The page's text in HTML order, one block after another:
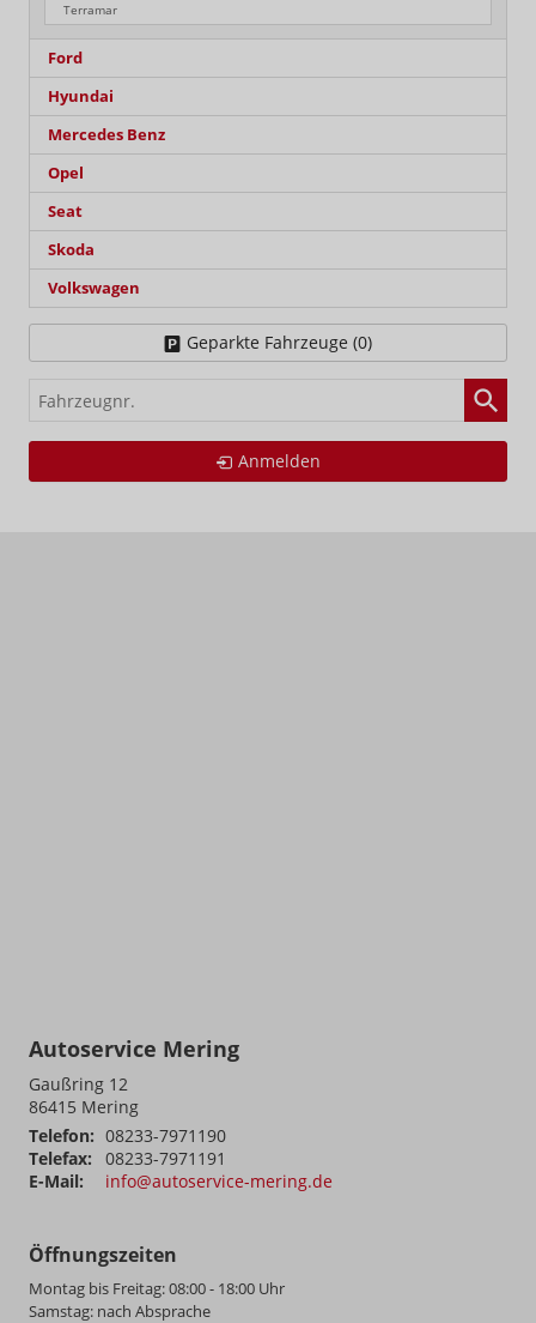
Terramar
Ford
Hyundai
Mercedes Benz
Opel
Seat
Skoda
Volkswagen
Geparkte Fahrzeuge (0)
Fahrzeugnr.
Anmelden
Autoservice Mering
Gaußring 12
86415 Mering
Telefon: 08233-7971190
Telefax:
08233-7971191
E-Mail:
info@autoservice-mering.de
Öffnungszeiten
Montag bis Freitag: 08:00 - 18:00 Uhr
Samstag: nach Absprache